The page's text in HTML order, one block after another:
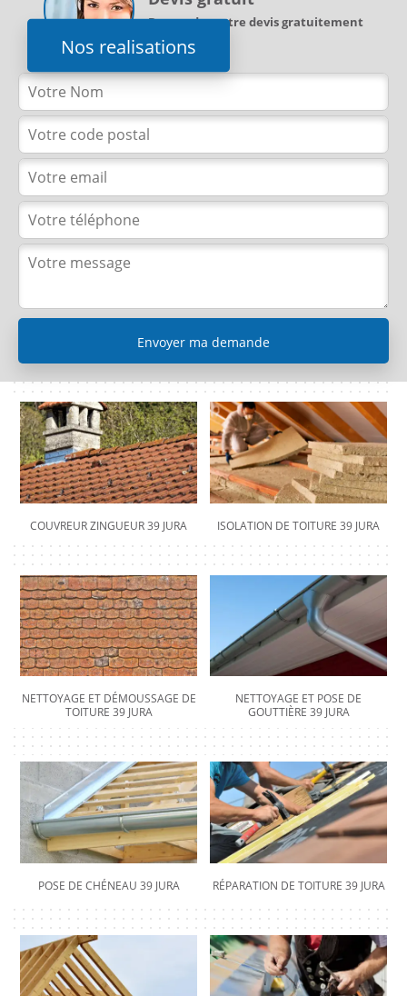
Nos realisations
Demandez votre devis gratuitement
COUVREUR ZINGUEUR 39 JURA ISOLATION DE TOITURE 39 JURA
NETTOYAGE ET DÉMOUSSAGE DE
TOITURE 39 JURA
NETTOYAGE ET POSE DE
GOUTTIÈRE 39 JURA
POSE DE CHÉNEAU 39 JURA RÉPARATION DE TOITURE 39 JURA